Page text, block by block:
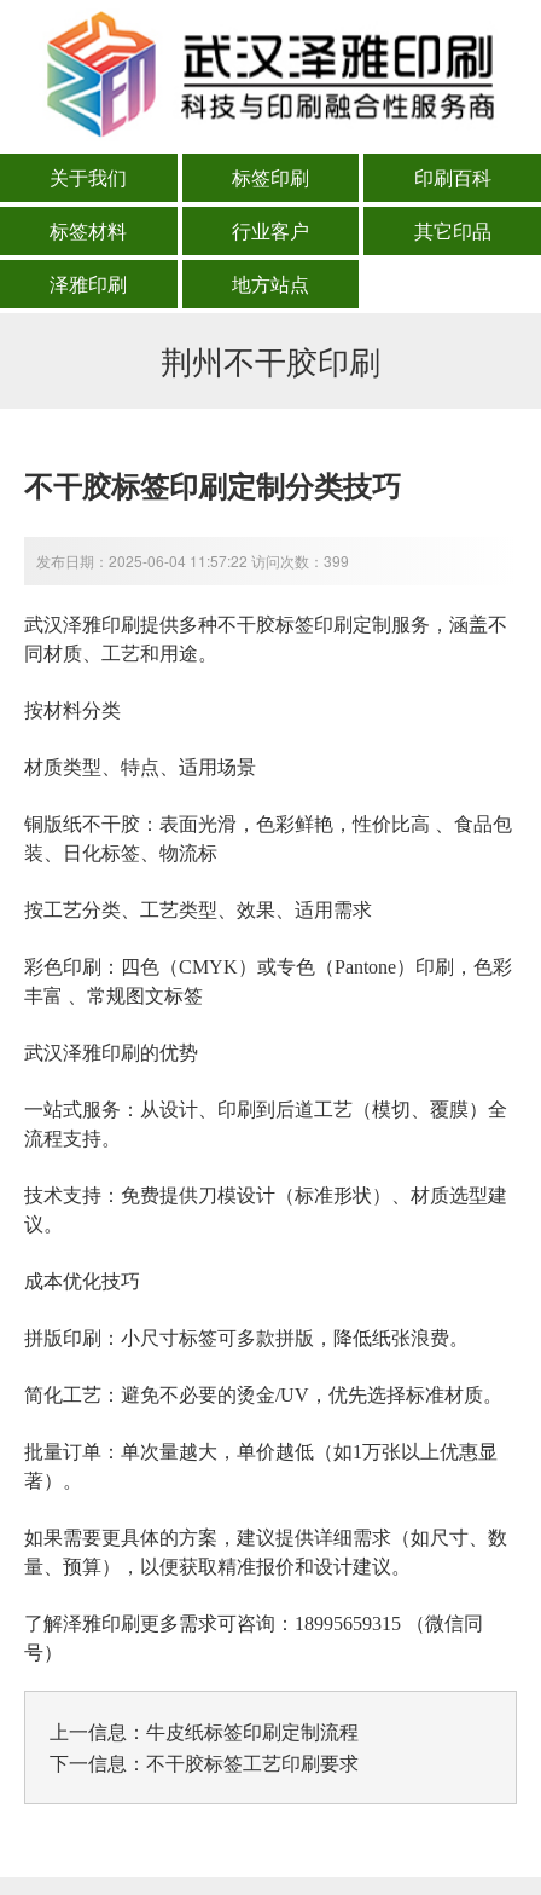
关于我们 标签印刷
印刷百科
标签材料
行业客户
其它印品
泽雅印刷
地方站点
荆州不干胶印刷
不干胶标签印刷定制分类技巧
发布日期：2025-06-04 11:57:22 访问次数：399
武汉泽雅印刷提供多种不干胶标签印刷定制服务，涵盖不
同材质、工艺和用途。
按材料分类
材质类型、特点、适用场景
铜版纸不干胶 ：表面光滑，色彩鲜艳，性价比高 、食品包
装、日化标签、物流标
按工艺分类、工艺类型、效果、适用需求
彩色印刷：四色（CMYK）或专色（Pantone）印刷，色彩
丰富 、常规图文标签
武汉泽雅印刷的优势
一站式服务：从设计、印刷到后道工艺（模切、覆膜）全
流程支持。
技术支持：免费提供刀模设计（标准形状）、材质选型建
议。
成本优化技巧
拼版印刷： 小尺寸标签可多款拼版，降低纸张浪费。
简化工艺：避免不必要的烫金/UV，优先选择标准材质。
批量订单：单次量越大，单价越低（如1万张以上优惠显
著）。
如果需要更具体的方案，建议提供详细需求（如尺寸、数
量、预算），以便获取精准报价和设计建议。
了解泽雅印刷更多需求可咨询：18995659315 （微信同
号）
上一信息： 牛皮纸标签印刷定制流程
下一信息： 不干胶标签工艺印刷要求